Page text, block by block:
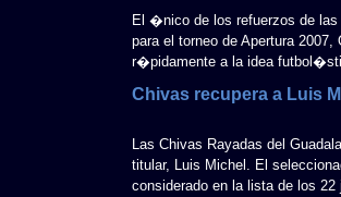
El �nico de los refuerzos de las
para el torneo de Apertura
r�pidamente a la idea
Chivas recupera a Luis
Las Chivas Rayadas del
titular, Luis Michel. El
considerado en la lista de los